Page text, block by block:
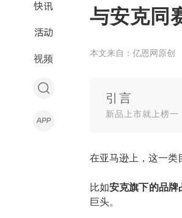
快讯
活动
视频
与安克同
本文来自：亿恩网原创
引言
新品上市就上榜一
在亚马逊上，这一类
比如安克旗下的品牌
巨头。